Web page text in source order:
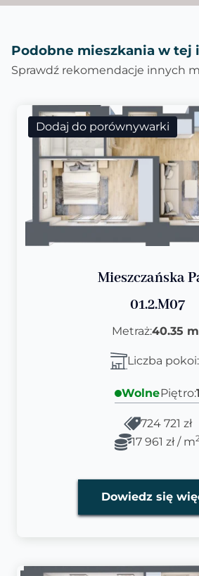
Podobne mieszkania w tej
Sprawdź rekomendacje innych
Dodaj do porównywarki
Mieszczańska
01.2.M07
Metraż:40.35
Liczba pokoi:
WolnePiętro:1
724 721 zł
17 961 zł / m2
Dowiedz się